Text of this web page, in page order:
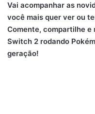
Vai acompanhar as
você mais quer ver ou
Comente, compartilhe e
Switch 2 rodando
geração!